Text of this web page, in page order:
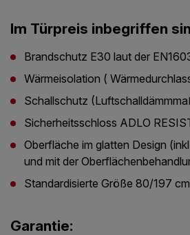
Im Türpreis inbegriffen
Brandschutz E30 laut der
Wärmeisolation (
Schallschutz
Sicherheitsschloss ADLO
Oberfläche im glatten Design
und mit der
Standardisierte Größe 80/197 cm
Garantie: